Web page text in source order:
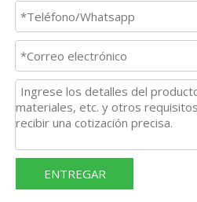
ENTREGAR